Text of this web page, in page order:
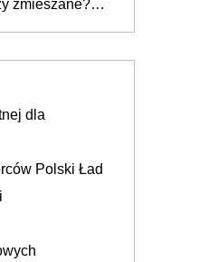
zmieszane?
dla
Polski Ład